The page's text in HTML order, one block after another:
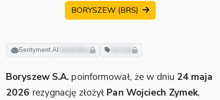
BORYSZEW (BRS)
Sentyment AI: neutralny zarząd
Boryszew S.A. poinformował, że w dniu 24 maja
2026 rezygnację złożył Pan Wojciech Zymek,